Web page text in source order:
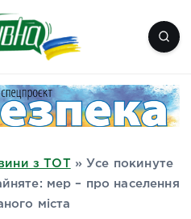
Одеса, Мелітополь
з ТОТ » Усе покинуте
мер – про населення
міста